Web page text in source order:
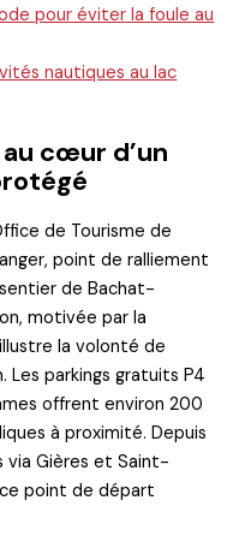
pour éviter la foule au
nautiques au lac
cœur d’un
de Tourisme de
point de ralliement
de Bachat-
motivée par la
la volonté de
Les parkings gratuits P4
offrent environ 200
à proximité. Depuis
via Gières et Saint-
point de départ